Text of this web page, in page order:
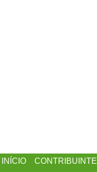
INÍCIO CONTRIBUINTE